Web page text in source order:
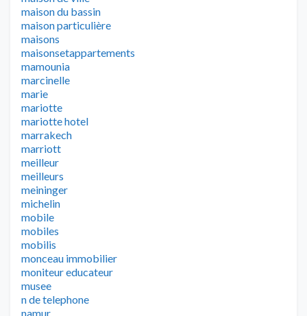
maison du bassin
maison particulière
maisons
maisonsetappartements
mamounia
marcinelle
marie
mariotte
mariotte hotel
marrakech
marriott
meilleur
meilleurs
meininger
michelin
mobile
mobiles
mobilis
monceau immobilier
moniteur educateur
musee
n de telephone
namur